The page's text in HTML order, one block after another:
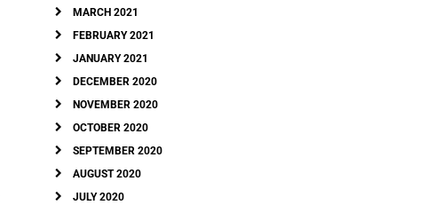
MARCH 2021
FEBRUARY 2021
JANUARY 2021
DECEMBER 2020
NOVEMBER 2020
OCTOBER 2020
SEPTEMBER 2020
AUGUST 2020
JULY 2020